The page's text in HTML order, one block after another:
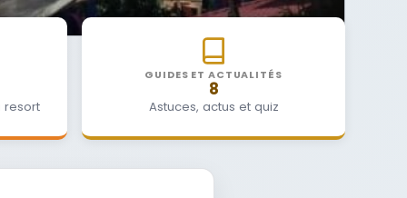
resort
GUIDES ET ACTUALITÉS
8
Astuces, actus et quiz